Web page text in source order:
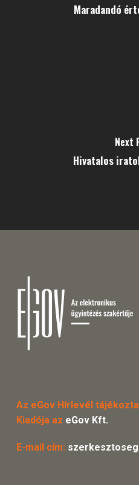
Maradandó
Next
Hivatalos
Az eGov Hírlevél
Kiadója az eGov Kft.
E-mail cím: